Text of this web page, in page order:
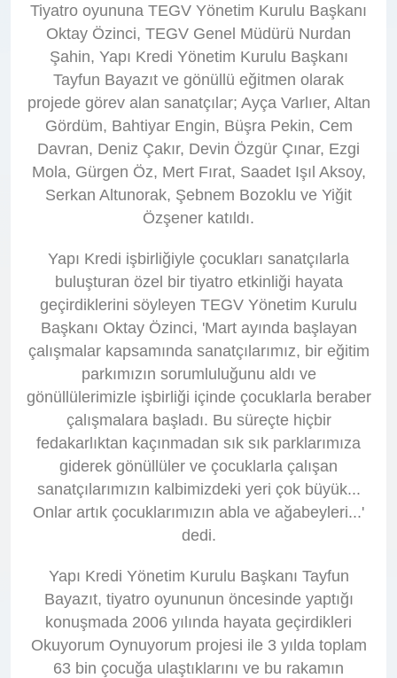
Tiyatro oyununa TEGV Yönetim Kurulu Başkanı
Oktay Özinci, TEGV Genel Müdürü Nurdan
Şahin, Yapı Kredi Yönetim Kurulu Başkanı
Tayfun Bayazıt ve gönüllü eğitmen olarak
projede görev alan sanatçılar; Ayça Varlıer, Altan
Gördüm, Bahtiyar Engin, Büşra Pekin, Cem
Davran, Deniz Çakır, Devin Özgür Çınar, Ezgi
Mola, Gürgen Öz, Mert Fırat, Saadet Işıl Aksoy,
Serkan Altunorak, Şebnem Bozoklu ve Yiğit
Özşener katıldı.
Yapı Kredi işbirliğiyle çocukları sanatçılarla
buluşturan özel bir tiyatro etkinliği hayata
geçirdiklerini söyleyen TEGV Yönetim Kurulu
Başkanı Oktay Özinci, 'Mart ayında başlayan
çalışmalar kapsamında sanatçılarımız, bir eğitim
parkımızın sorumluluğunu aldı ve
gönüllülerimizle işbirliği içinde çocuklarla beraber
çalışmalara başladı. Bu süreçte hiçbir
fedakarlıktan kaçınmadan sık sık parklarımıza
giderek gönüllüler ve çocuklarla çalışan
sanatçılarımızın kalbimizdeki yeri çok büyük...
Onlar artık çocuklarımızın abla ve ağabeyleri...'
dedi.
Yapı Kredi Yönetim Kurulu Başkanı Tayfun
Bayazıt, tiyatro oyununun öncesinde yaptığı
konuşmada 2006 yılında hayata geçirdikleri
Okuyorum Oynuyorum projesi ile 3 yılda toplam
63 bin çocuğa ulaştıklarını ve bu rakamın